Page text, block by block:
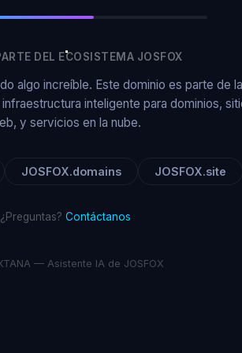
DEL ECOSISTEMA JOSFOX
algo increíble. Este dominio es parte de la
inteligente para dominios,
y servicios en la nube.
JOSFOX.domains JOSFOX.site
¿Preguntas? Contáctanos
— Asistente IA de JOSFOX